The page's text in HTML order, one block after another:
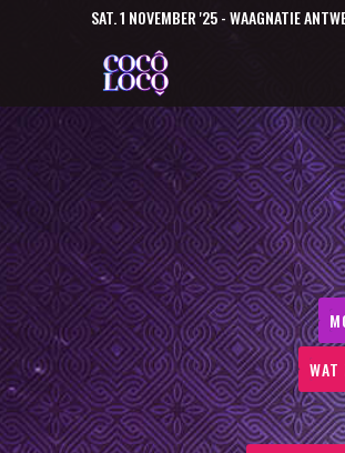
SAT. 1 NOVEMBER '25 - WAAGNATIE
WAT